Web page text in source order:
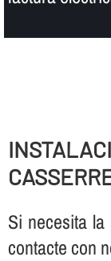
Si necesita la
contacte con